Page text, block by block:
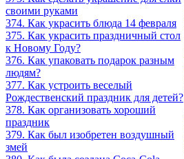
своими руками
374. Как украсить блюда 14 февраля
375. Как украсить праздничный стол
к Новому Году?
376. Как упаковать подарок разным
людям?
377. Как устроить веселый
Рождественский праздник для детей?
378. Как oрганизовать хороший
праздник
379. Как был изобретен воздушный
змей